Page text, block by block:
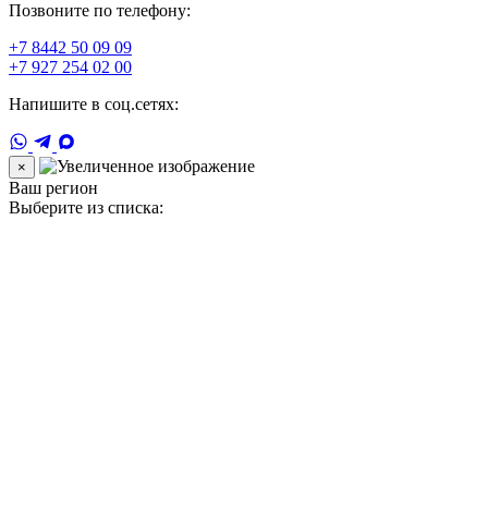
Позвоните по телефону:
+7 8442 50 09 09
+7 927 254 02 00
Напишите в соц.сетях:
×
Ваш регион
Выберите из списка: